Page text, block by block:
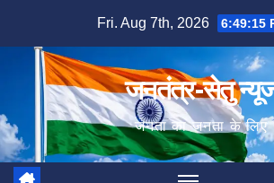
content
Fri. Aug 7th, 2026 6:49:16
जनतंत्र-सेतु
जनता का जनता के लिए